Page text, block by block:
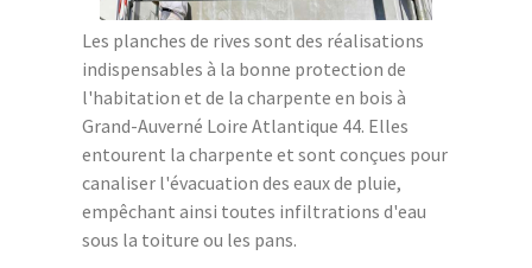
Les planches de rives sont des réalisations
indispensables à la bonne protection de
l'habitation et de la charpente en bois à
Grand-Auverné Loire Atlantique 44. Elles
entourent la charpente et sont conçues pour
canaliser l'évacuation des eaux de pluie,
empêchant ainsi toutes infiltrations d'eau
sous la toiture ou les pans.